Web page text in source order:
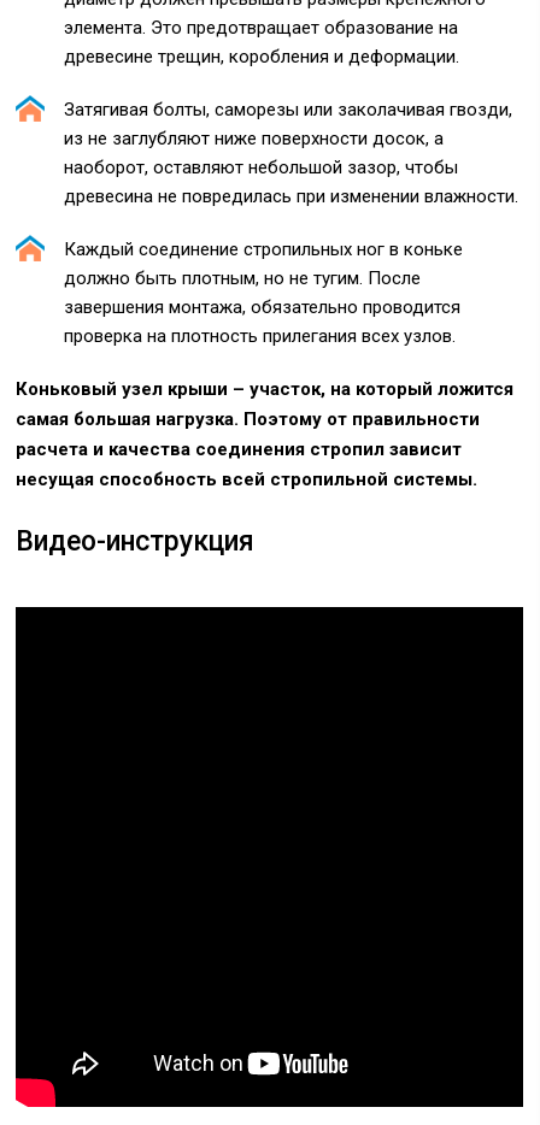
элемента. Это предотвращает образование на
древесине трещин, коробления и деформации.
Затягивая болты, саморезы или заколачивая гвозди,
из не заглубляют ниже поверхности досок, а
наоборот, оставляют небольшой зазор, чтобы
древесина не повредилась при изменении влажности.
Каждый соединение стропильных ног в коньке
должно быть плотным, но не тугим. После
завершения монтажа, обязательно проводится
проверка на плотность прилегания всех узлов.
Коньковый узел крыши – участок, на который ложится
самая большая нагрузка. Поэтому от правильности
расчета и качества соединения стропил зависит
несущая способность всей стропильной системы.
Видео-инструкция